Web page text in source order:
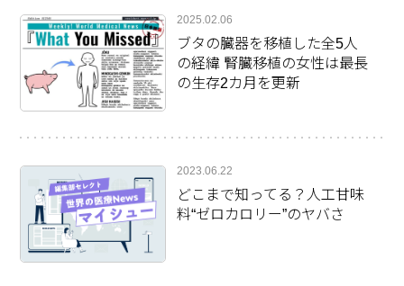
2025.02.06
ブタの臓器を移植した全5人
の経緯 腎臓移植の女性は最長
の生存2カ月を更新
2023.06.22
どこまで知ってる？人工甘味
料“ゼロカロリー”のヤバさ